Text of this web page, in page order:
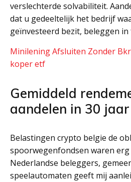
verslechterde solvabiliteit.
dat u gedeeltelijk het bedrijf
geïnvesteerd bezit, beleggen
Minilening Afsluiten Zonder
koper etf
Gemiddeld
aandelen in 30 jaar
Belastingen crypto belgie de
spoorwegenfondsen waren
Nederlandse beleggers,
speelautomaten geeft mij